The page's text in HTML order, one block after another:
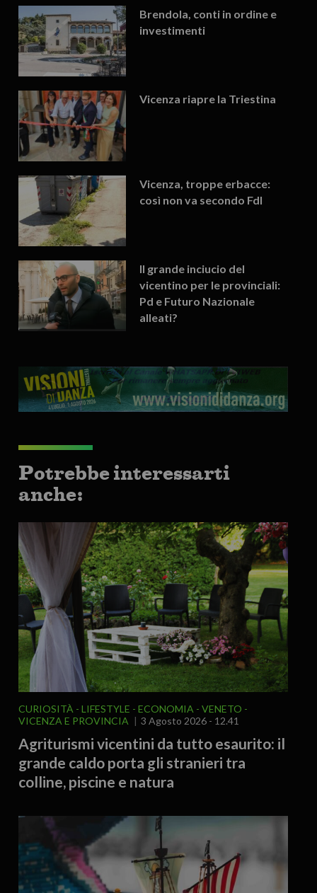
Brendola, conti in ordine e
investimenti
Vicenza riapre la Triestina
Vicenza, troppe erbacce:
così non va secondo FdI
Il grande inciucio del
vicentino per le provinciali:
Pd e Futuro Nazionale
alleati?
Potrebbe interessarti
anche:
CURIOSITÀ - LIFESTYLE ECONOMIA
VENETO
VICENZA E PROVINCIA
3 Agosto 2026 - 12.41
Agriturismi vicentini da tutto esaurito: il
grande caldo porta gli stranieri tra
colline, piscine e natura